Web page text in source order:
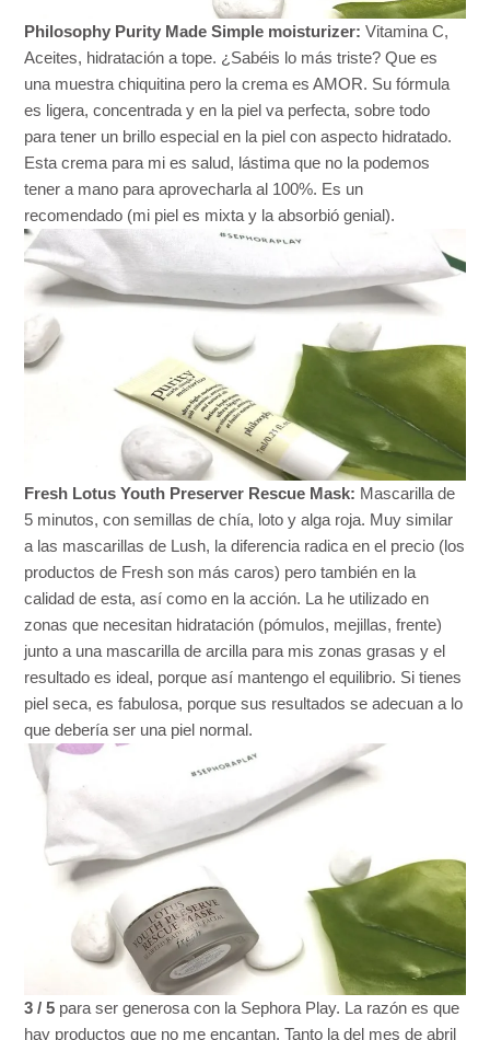
Philosophy Purity Made Simple moisturizer: Vitamina C,
Aceites, hidratación a tope. ¿Sabéis lo más triste? Que es
una muestra chiquitina pero la crema es AMOR. Su fórmula
es ligera, concentrada y en la piel va perfecta, sobre todo
para tener un brillo especial en la piel con aspecto hidratado.
Esta crema para mi es salud, lástima que no la podemos
tener a mano para aprovecharla al 100%. Es un
recomendado (mi piel es mixta y la absorbió genial).
Fresh Lotus Youth Preserver Rescue Mask: Mascarilla de
5 minutos, con semillas de chía, loto y alga roja. Muy similar
a las mascarillas de Lush, la diferencia radica en el precio (los
productos de Fresh son más caros) pero también en la
calidad de esta, así como en la acción. La he utilizado en
zonas que necesitan hidratación (pómulos, mejillas, frente)
junto a una mascarilla de arcilla para mis zonas grasas y el
resultado es ideal, porque así mantengo el equilibrio. Si tienes
piel seca, es fabulosa, porque sus resultados se adecuan a lo
que debería ser una piel normal.
3 / 5 para ser generosa con la Sephora Play. La razón es que
hay productos que no me encantan. Tanto la del mes de abril